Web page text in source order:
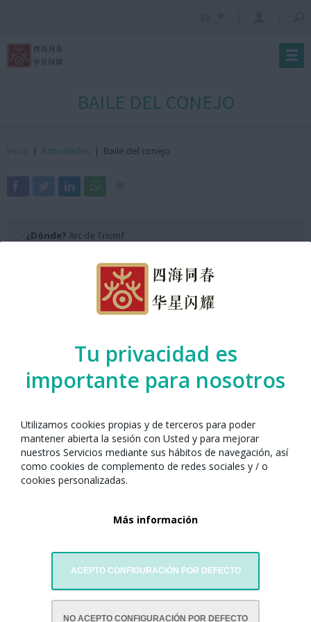
Tu privacidad es
importante para nosotros
Utilizamos cookies propias y de terceros para poder
mantener abierta la sesión con Usted y para mejorar
nuestros Servicios mediante sus hábitos de navegación, así
como cookies de complemento de redes sociales y / o
cookies personalizadas.
Más información
ACEPTO CONFIGURACIÓN POR DEFECTO
NO ACEPTO CONFIGURACIÓN POR DEFECTO
BAILE DEL CONEJO
Inicio | Actividades | Baile del conejo
· ¿Dónde? Arc de Triomf
18:01h GMT +2
Escuela de l'Amistad China-Catalunya